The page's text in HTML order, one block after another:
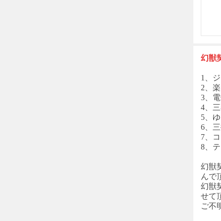
幻獣
1、
2、
3、
4、
5、
6、
7、
8、
幻獣
んで
幻獣
せて
ご不